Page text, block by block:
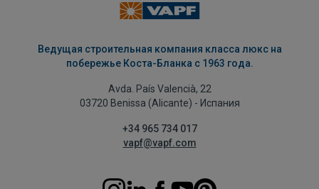
Ведущая строительная компания класса люкс на
побережье Коста-Бланка с 1963 года.
Avda. País Valencià, 22
03720 Benissa (Alicante) - Испания
+34 965 734 017
vapf@vapf.com